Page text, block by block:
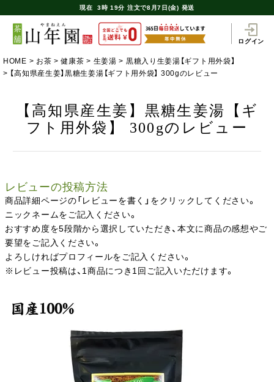
現在 3時 19分 注文で8月7日(金) 発送
ログイン
HOME お茶 健康茶 生姜湯
黒糖入り生姜湯【ギフト用外袋】
【高知県産生姜】黒糖生姜湯【ギフト用外袋】 300gのレビュー
【高知県産生姜】黒糖生姜湯【ギ
フト用外袋】 300gのレビュー
レビューの投稿方法
商品詳細ページの「レビューを書く」をクリックしてください。
ニックネームをご記入ください。
おすすめ度を5段階から選択していただき、本文に商品の感想やご
要望をご記入ください。
よろしければプロフィールをご記入ください。
※レビュー投稿は、1商品につき1回ご記入いただけます。